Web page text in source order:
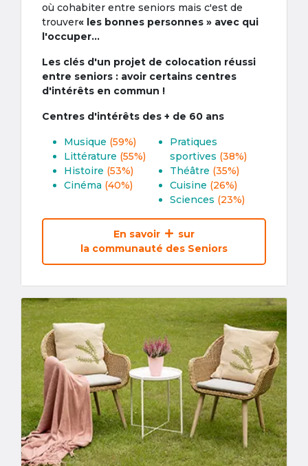
où cohabiter entre seniors mais c'est de
trouver« les bonnes personnes » avec qui
l'occuper...
Les clés d'un projet de colocation réussi
entre seniors : avoir certains centres
d'intérêts en commun !
Centres d'intérêts des + de 60 ans
Musique (59%)
Littérature (55%)
Histoire (53%)
Cinéma (40%)
Pratiques
sportives (38%)
Théâtre (35%)
Cuisine (26%)
Sciences (23%)
En savoir
sur
la communauté des Seniors